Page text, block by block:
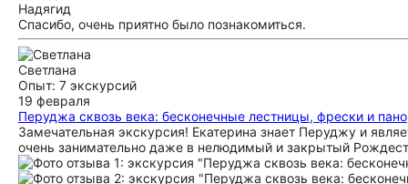
Надягид
Спасибо, очень приятно было познакомиться.
Светлана
Опыт: 7 экскурсий
19 февраля
Перуджа сквозь века: бесконечные лестницы, фрески и
Замечательная экскурсия! Екатерина знает Перуджу и
очень занимательно даже в нелюдимый и закрытый